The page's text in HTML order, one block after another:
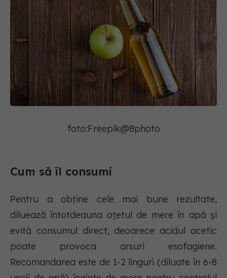
foto:Freepik@8photo
Cum să îl consumi
Pentru a obține cele mai bune rezultate,
diluează întotdeauna oțetul de mere în apă și
evită consumul direct, deoarece acidul acetic
poate provoca arsuri esofagiene.
Recomandarea este de 1-2 linguri (diluate în 6-8